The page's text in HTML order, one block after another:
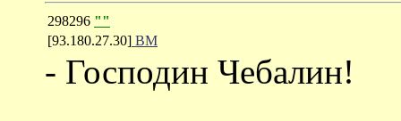
298296 ""
[93.180.27.30] ВМ
- Господин Чебалин!